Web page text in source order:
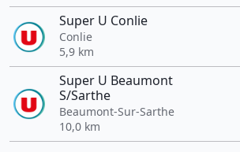
Super U Conlie
Conlie
5,9 km
Super U Beaumont
S/Sarthe
Beaumont-Sur-Sarthe
10,0 km